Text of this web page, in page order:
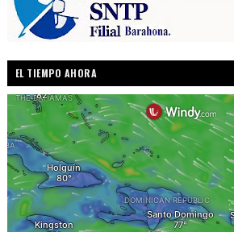
EL TIEMPO AHORA